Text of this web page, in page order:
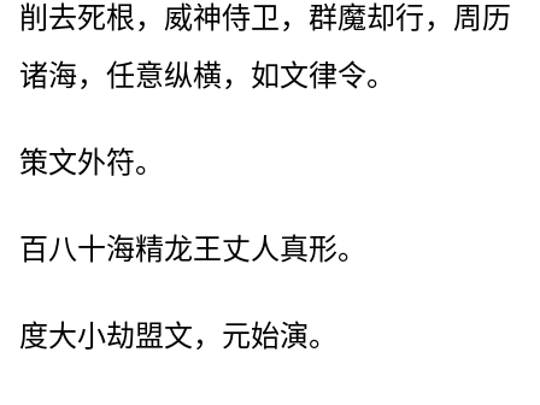
削去死根，威神侍卫，群魔却行，周历
诸海，任意纵横，如文律令。
策文外符。
百八十海精龙王丈人真形。
度大小劫盟文，元始演。